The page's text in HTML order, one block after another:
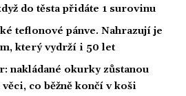
do těsta přidáte 1 surovinu
teflonové pánve. Nahrazují je
který vydrží i 50 let
nakládané okurky zůstanou
co běžně končí v koši